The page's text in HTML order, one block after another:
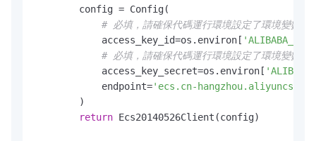
        config = Config(
# 必填，請確保代碼運行環境設定了環境變數
            access_key_id=os.environ[
# 必填，請確保代碼運行環境設定了環境變數
            access_key_secret=os.environ[
            endpoint=
'ecs.cn-
        )
return Ecs20140526Client(config)